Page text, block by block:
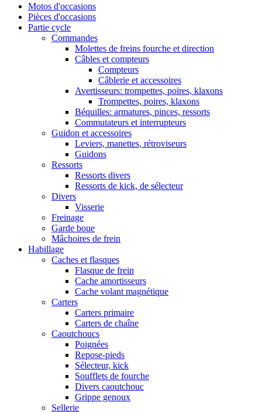
Motos d'occasions
Pièces d'occasions
Partie cycle
Commandes
Molettes de freins fourche et direction
Câbles et compteurs
Compteurs
Câblerie et accessoires
Avertisseurs: trompettes, poires, klaxons
Trompettes, poires, klaxons
Béquilles: armatures, pinces, ressorts
Commutateurs et interrupteurs
Guidon et accessoires
Leviers, manettes, rétroviseurs
Guidons
Ressorts
Ressorts divers
Ressorts de kick, de sélecteur
Divers
Visserie
Freinage
Garde boue
Mâchoires de frein
Habillage
Caches et flasques
Flasque de frein
Cache amortisseurs
Cache volant magnétique
Carters
Carters primaire
Carters de chaîne
Caoutchoucs
Poignées
Repose-pieds
Sélecteur, kick
Soufflets de fourche
Divers caoutchouc
Grippe genoux
Sellerie